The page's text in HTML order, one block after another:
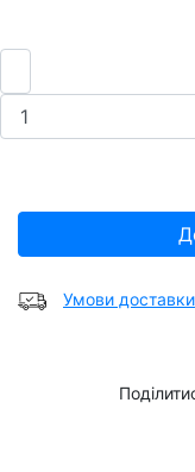
Умови доставки